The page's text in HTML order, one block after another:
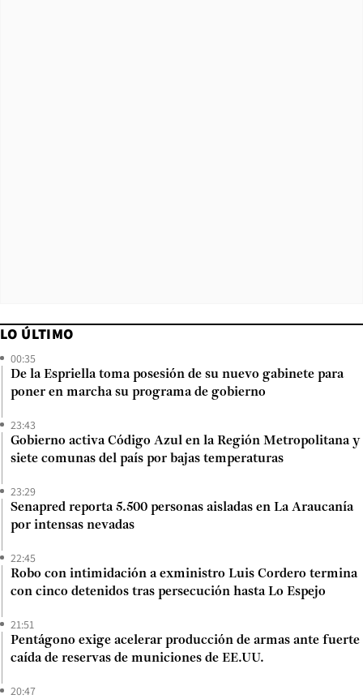
LO ÚLTIMO
00:35
De la Espriella toma posesión de su nuevo gabinete para
poner en marcha su programa de gobierno
23:43
Gobierno activa Código Azul en la Región Metropolitana y
siete comunas del país por bajas temperaturas
23:29
Senapred reporta 5.500 personas aisladas en La Araucanía
por intensas nevadas
22:45
Robo con intimidación a exministro Luis Cordero termina
con cinco detenidos tras persecución hasta Lo Espejo
21:51
Pentágono exige acelerar producción de armas ante fuerte
caída de reservas de municiones de EE.UU.
20:47